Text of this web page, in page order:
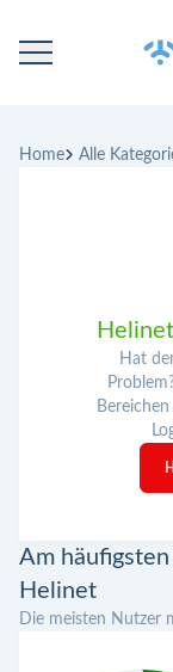
Kategorien
Home Alle
Hat
Am
Helinet
Die meisten Nutzer